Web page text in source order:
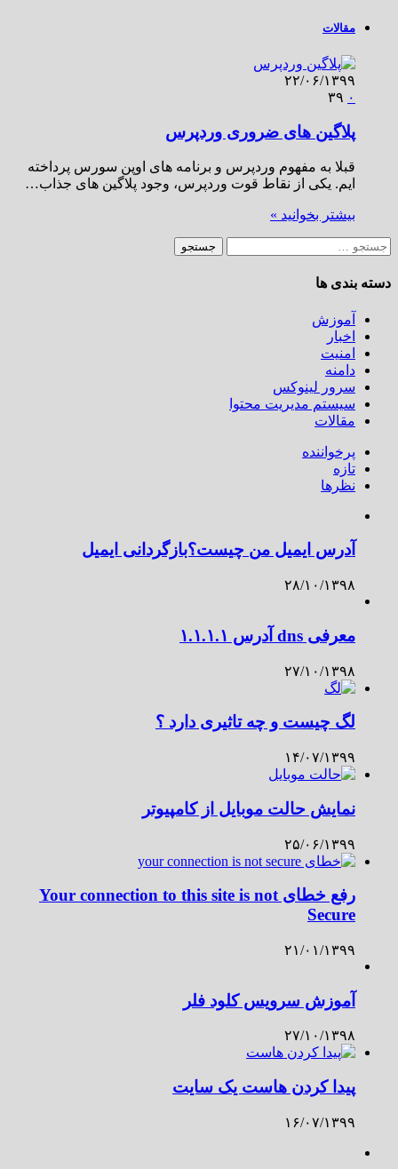
مقالات
۲۲/۰۶/۱۳۹۹
پلاگین های ضروری وردپرس
قبلا به مفهوم وردپرس و برنامه های اوپن سورس پرداخته
ایم. یکی از نقاط قوت وردپرس، وجود پلاگین های جذاب…
بیشتر بخوانید »
ها
آموزش
اخبار
امنیت
دامنه
سرور لینوکس
سیستم مدیریت محتوا
مقالات
پرخواننده
نظرها
آدرس ایمیل من چیست؟بازگردانی ایمیل
۲۸/۱۰/۱۳۹۸
معرفی dns آدرس ۱.۱.۱.۱
۲۷/۱۰/۱۳۹۸
لگ چیست و چه تاثیری دارد ؟
۱۴/۰۷/۱۳۹۹
نمایش حالت موبایل از کامپیوتر
۲۵/۰۶/۱۳۹۹
رفع خطای Your connection to this site is not
Secure
۲۱/۰۱/۱۳۹۹
آموزش سرویس کلود فلر
۲۷/۱۰/۱۳۹۸
پیدا کردن هاست یک سایت
۱۶/۰۷/۱۳۹۹